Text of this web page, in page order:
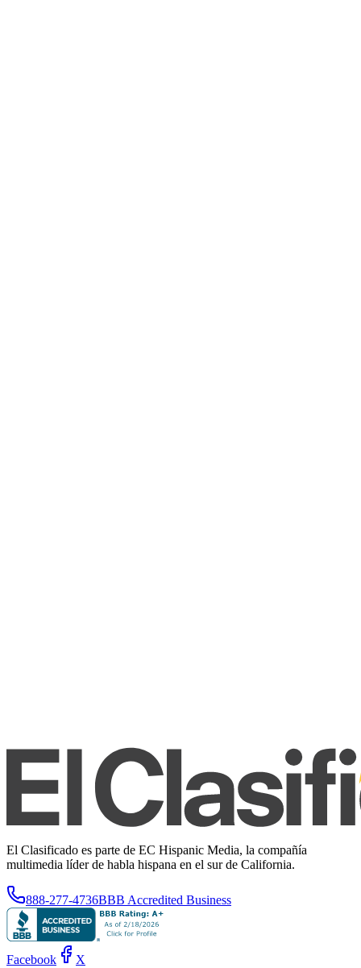
El Clasificado es parte de EC Hispanic Media, la compañía
multimedia líder de habla hispana en el sur de California.
888-277-4736BBB Accredited Business
Facebook X